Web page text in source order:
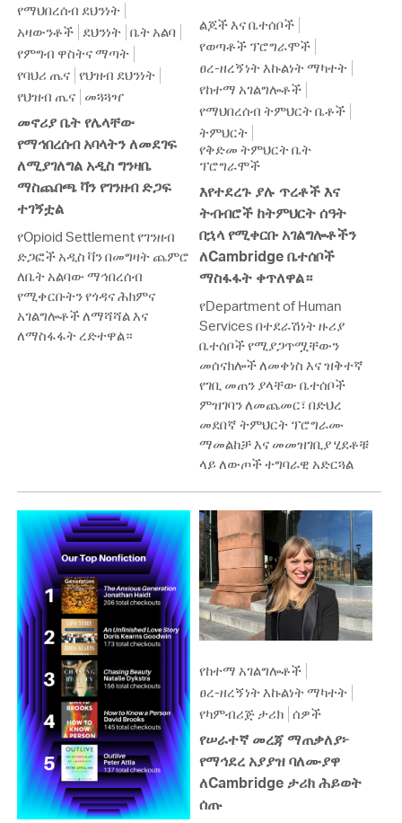
የማህበረሰብ ደህንነት
አዛውንቶች ደህንነት ቤት አልባ
የምግብ ዋስትና ማጣት
የባህሪ ጤና የህዝብ ደህንነት
የህዝብ ጤና መጓጓዣ
መኖሪያ ቤት የሌላቸው
የማኅበረሰብ አባላትን ለመደገፍ
ለሚያገለግል አዲስ ግንዛቤ
ማስጨበጫ ቫን የገንዘብ ድጋፍ
ተገኝቷል
የOpioid Settlement የገንዘብ
ድጋፎች አዲስ ቫን በመግዛት ጨምሮ
ለቤት አልባው ማኅበረሰብ
የሚቀርቡትን የጎዳና ሕክምና
አገልግሎቶች ለማሻሻል እና
ለማስፋፋት ረድተዋል።
ልጆች እና ቤተሰቦች
የወጣቶች ፕሮግራሞች
ፀረ-ዘረኝነት እኩልነት ማካተት
የከተማ አገልግሎቶች
የማህበረሰብ ትምህርት ቤቶች
ትምህርት
የቅድመ ትምህርት ቤት
ፕሮግራሞች
እየተደረጉ ያሉ ጥረቶች እና
ትብብሮች ከትምህርት ሰዓት
በኋላ የሚቀርቡ አገልግሎቶችን
ለCambridge ቤተሰቦች
ማስፋፋት ቀጥለዋል።
የDepartment of Human
Services በተደራሽነት ዙሪያ
ቤተሰቦች የሚያጋጥሟቸውን
መሰናክሎች ለመቀነስ እና ዝቅተኛ
የገቢ መጠን ያላቸው ቤተሰቦች
ምዝገባን ለመጨመር፣ በድህረ
መደበኛ ትምህርት ፕሮግራሙ
ማመልከቻ እና መመዝገቢያ ሂደቶቹ
ላይ ለውጦች ተግባራዊ አድርጓል
የከተማ አገልግሎቶች
ፀረ-ዘረኝነት እኩልነት ማካተት
የካምብሪጅ ታሪክ ሰዎች
የሠራተኛ መረጃ ማጠቃለያ፦
የማኅደረ አያያዝ ባለሙያዋ
ለCambridge ታሪክ ሕይወት
ሰጡ